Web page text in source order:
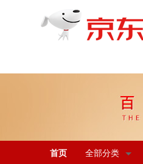
首页 全部分类